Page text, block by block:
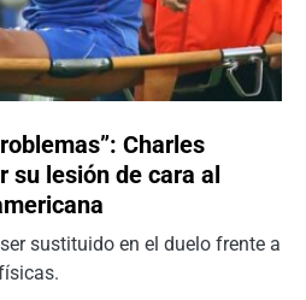
Charles
su lesión de cara al
sustituido en el duelo frente a